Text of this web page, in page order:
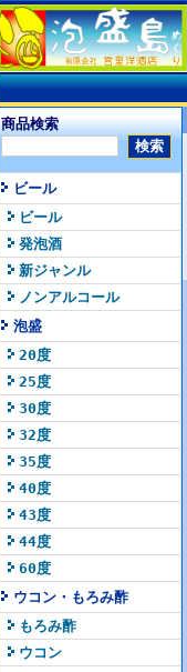
商品検索
ビール
ビール
発泡酒
新ジャンル
ノンアルコール
泡盛
20度
25度
30度
32度
35度
40度
43度
44度
60度
ウコン・もろみ酢
もろみ酢
ウコン